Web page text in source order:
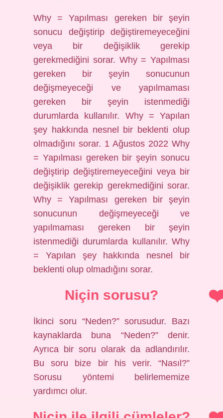
Why = Yapılması gereken bir şeyin
sonucu değiştirip değiştiremeyeceğini
veya bir değişiklik gerekip
gerekmediğini sorar. Why = Yapılması
gereken bir şeyin sonucunun
değişmeyeceği ve yapılmaması
gereken bir şeyin istenmediği
durumlarda kullanılır. Why = Yapılan
şey hakkında nesnel bir beklenti olup
olmadığını sorar. 1 Ağustos 2022 Why
= Yapılması gereken bir şeyin sonucu
değiştirip değiştiremeyeceğini veya bir
değişiklik gerekip gerekmediğini sorar.
Why = Yapılması gereken bir şeyin
sonucunun değişmeyeceği ve
yapılmaması gereken bir şeyin
istenmediği durumlarda kullanılır. Why
= Yapılan şey hakkında nesnel bir
beklenti olup olmadığını sorar.
Niçin sorusu?
İkinci soru “Neden?” sorusudur. Bazı
kaynaklarda buna “Neden?” denir.
Ayrıca bir soru olarak da adlandırılır.
Bu soru bize bir his verir. “Nasıl?”
Sorusu yöntemi belirlememize
yardımcı olur.